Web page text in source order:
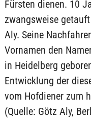
Fürsten dienen. 10
zwangsweise
Aly. Seine
Vornamen den
in Heidelberg
Entwicklung der
vom Hofdiener zum
(Quelle: Götz Aly,